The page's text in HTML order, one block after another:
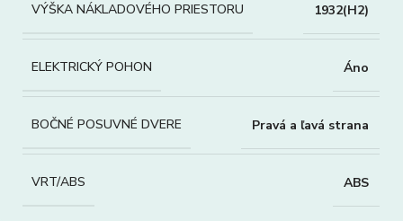
VÝŠKA NÁKLADOVÉHO PRIESTORU 1932(H2)
ELEKTRICKÝ POHON Áno
BOČNÉ POSUVNÉ DVERE Pravá a ľavá strana
VRT/ABS ABS